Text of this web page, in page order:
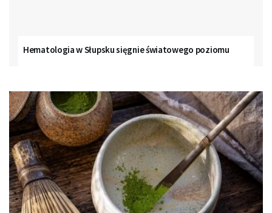
Hematologia w Słupsku sięgnie światowego poziomu